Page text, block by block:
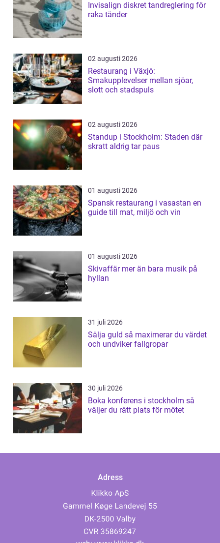
Invisalign diskret tandreglering för
raka tänder
02 augusti 2026
Restaurang i Växjö:
Smakupplevelser mellan sjöar,
slott och stadspuls
02 augusti 2026
Standup i Stockholm: Staden där
skratt aldrig tar paus
01 augusti 2026
Spansk restaurang i vasastan en
guide till mat, miljö och vin
01 augusti 2026
Skivaffär mer än bara musik på
hyllan
31 juli 2026
Sälja guld så maximerar du värdet
och undviker fallgropar
30 juli 2026
Boka konferens i stockholm så
väljer du rätt plats för mötet
Adress